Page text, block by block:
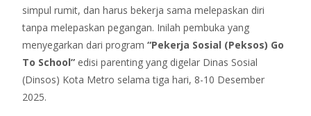
simpul rumit, dan harus bekerja sama melepaskan diri
tanpa melepaskan pegangan. Inilah pembuka yang
menyegarkan dari program “Pekerja Sosial (Peksos) Go
To School” edisi parenting yang digelar Dinas Sosial
(Dinsos) Kota Metro selama tiga hari, 8-10 Desember
2025.